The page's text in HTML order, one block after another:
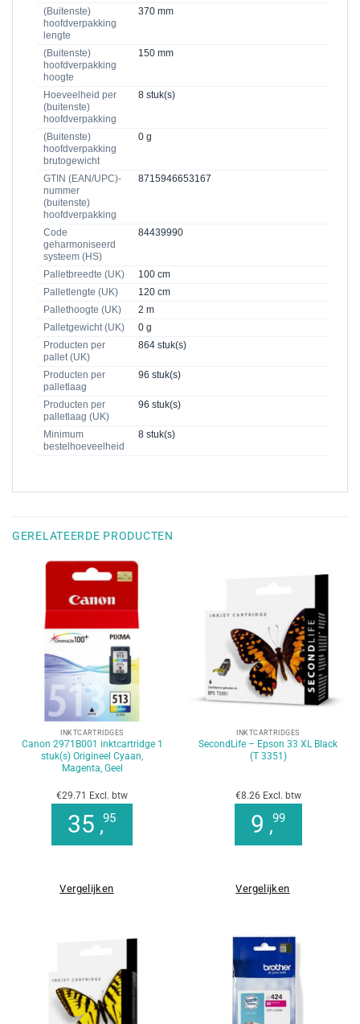
(Buitenste)
hoofdverpakking
lengte
370 mm
(Buitenste)
hoofdverpakking
hoogte
150 mm
Hoeveelheid per
(buitenste)
hoofdverpakking
8 stuk(s)
(Buitenste)
hoofdverpakking
brutogewicht
0 g
GTIN (EAN/UPC)-
nummer
(buitenste)
hoofdverpakking
8715946653167
Code
geharmoniseerd
systeem (HS)
84439990
Palletbreedte (UK)
100 cm
Palletlengte (UK)
120 cm
Pallethoogte (UK)
2 m
Palletgewicht (UK)
0 g
Producten per
pallet (UK)
864 stuk(s)
Producten per
palletlaag
96 stuk(s)
Producten per
palletlaag (UK)
96 stuk(s)
Minimum
bestelhoeveelheid
8 stuk(s)
GERELATEERDE PRODUCTEN
INKTCARTRIDGES
Canon 2971B001 inktcartridge 1
stuk(s) Origineel Cyaan,
Magenta, Geel
€29.71 Excl. btw
35 ,95
Vergelijken
INKTCARTRIDGES
SecondLife – Epson 33 XL Black
(T 3351)
€8.26 Excl. btw
9 ,99
Vergelijken